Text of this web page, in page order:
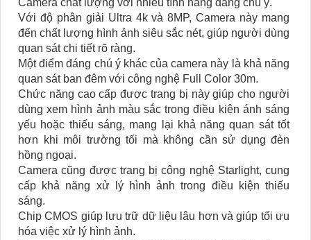
Với độ phân giải Ultra 4k và 8MP, Camera này mang
đến chất lượng hình ảnh siêu sắc nét, giúp người dùng
quan sát chi tiết rõ ràng.
Một điểm đáng chú ý khác của camera này là khả năng
quan sát ban đêm với công nghệ Full Color 30m.
Chức năng cao cấp được trang bị này giúp cho người
dùng xem hình ảnh màu sắc trong điều kiện ánh sáng
yếu hoặc thiếu sáng, mang lại khả năng quan sát tốt
hơn khi môi trường tối mà không cần sử dụng đèn
hồng ngoại.
Camera cũng được trang bị công nghệ Starlight, cung
cấp khả năng xử lý hình ảnh trong điều kiện thiếu
sáng.
Chip CMOS giúp lưu trữ dữ liệu lâu hơn và giúp tối ưu
hóa việc xử lý hình ảnh.